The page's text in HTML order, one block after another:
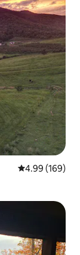
平均评分 4.99
4.99 (169)